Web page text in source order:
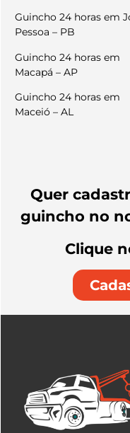
Guincho 24 horas em
Pessoa – PB
Guincho 24 horas em
Macapá – AP
Guincho 24 horas em
Maceió – AL
Quer
guincho no
Clique